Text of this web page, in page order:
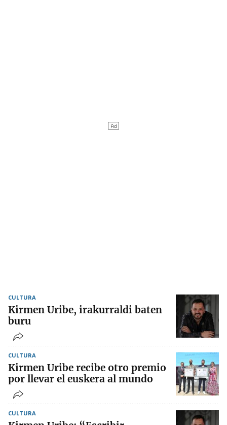
CULTURA
Kirmen Uribe, irakurraldi baten
buru
CULTURA
Kirmen Uribe recibe otro premio
por llevar el euskera al mundo
CULTURA